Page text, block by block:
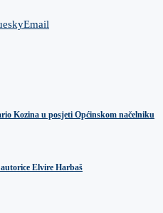
Email
Kozina u posjeti Općinskom načelniku
Elvire Harbaš